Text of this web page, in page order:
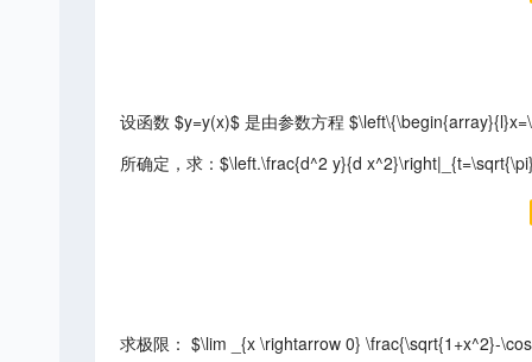
设函数 $y=y(x)$ 是由参数方程
所确定，求：$\left.\frac{d^2 y}{d
求极限： $\lim _{x \rightarrow 0} \frac{\sqrt{1+x^2}-